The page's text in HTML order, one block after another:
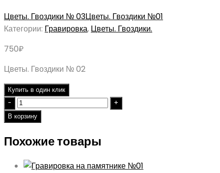
Цветы. Гвоздики № 03Цветы. Гвоздики №01
Категории: Гравировка, Цветы. Гвоздики.
750₽
Цветы. Гвоздики № 02
Купить в один клик
Quantity
В корзину
Похожие товары